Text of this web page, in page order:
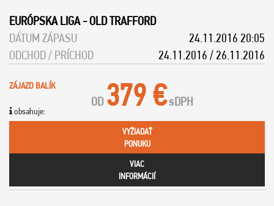
EURÓPSKA LIGA-OLD TRAFFORD
DÁTUM ZÁPASU
24.11.2016 20:05
ODCHOD / PRÍCHOD
24.11.2016 / 26.11.2016
ZÁJAZD BALÍK
obsahuje:
OD 379 €sDPH
VYŽIADAŤ
PONUKU
VIAC
INFORMÁCIÍ